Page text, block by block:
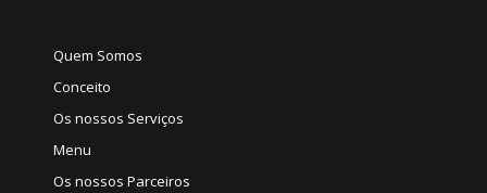
Quem Somos
Conceito
Os nossos Serviços
Menu
Os nossos Parceiros